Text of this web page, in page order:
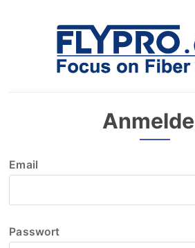
Email
Passwort